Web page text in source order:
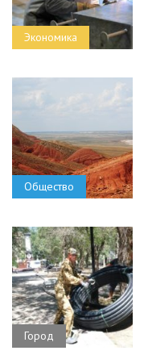
Экономика
Общество
Город